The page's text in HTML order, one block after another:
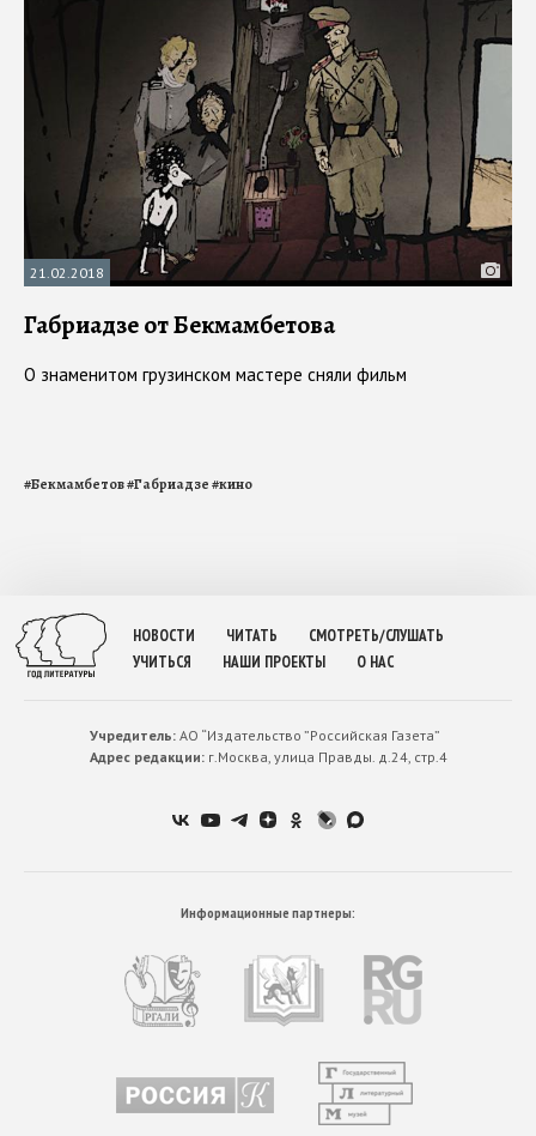
21.02.2018
Габриадзе от Бекмамбетова
О знаменитом грузинском мастере сняли фильм
#Бекмамбетов#Габриадзе#кино
НОВОСТИ ЧИТАТЬ
СМОТРЕТЬ/СЛУШАТЬ
УЧИТЬСЯ
НАШИ ПРОЕКТЫ О НАС
Учредитель:АО “Издательство ”Российская Газета”
Адрес редакции:г.Москва, улица Правды. д.24, стр.4
Информационные партнеры: